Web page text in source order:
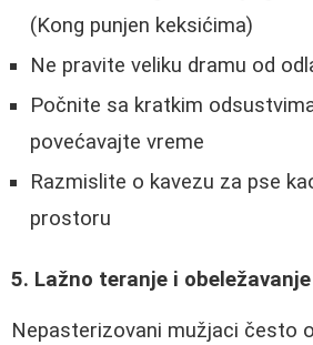
(Kong punjen keksićima)
Ne pravite veliku dramu od
Počnite sa kratkim
povećavajte vreme
Razmislite o kavezu za pse
prostoru
5. Lažno teranje i
Nepasterizovani mužjaci često